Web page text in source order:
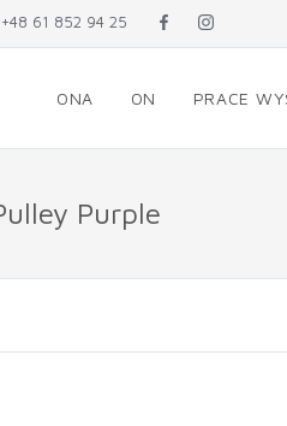
+48 61 852 94 25
ONA ON PRACE
Purple